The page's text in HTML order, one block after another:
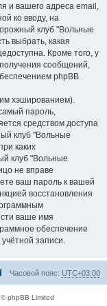
и вашего адреса email,
ко вводу, на
клуб "Вольные
выбрать, какая
Кроме того, у
получения сообщений,
phpBB.
хэшированием).
пароль,
средством доступа
клуб "Вольные
каких
клуб "Вольные
не вправе
ваш пароль к вашей
восстановления
ваше имя
обеспечение
записи.
Часовой пояс: UTC+03:00
phpBB Limited